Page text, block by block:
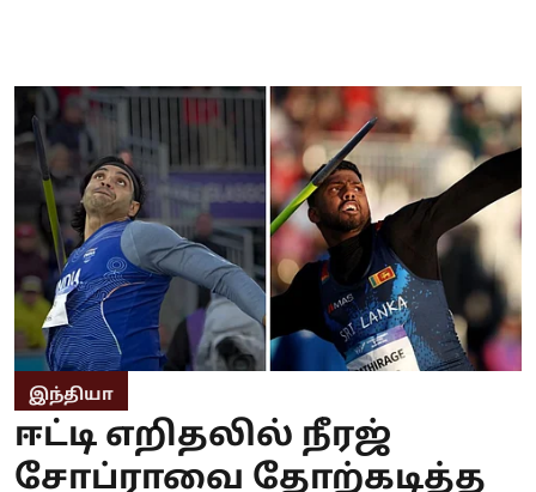
இந்தியா
ஈட்டி எறிதலில் நீரஜ்
சோப்ராவை தோற்கடித்த